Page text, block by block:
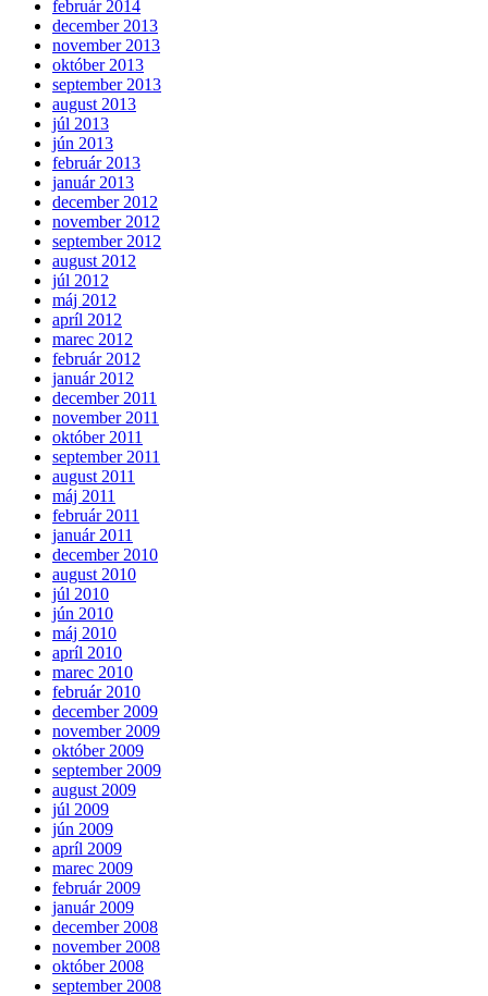
február 2014
december 2013
november 2013
október 2013
september 2013
august 2013
júl 2013
jún 2013
február 2013
január 2013
december 2012
november 2012
september 2012
august 2012
júl 2012
máj 2012
apríl 2012
marec 2012
február 2012
január 2012
december 2011
november 2011
október 2011
september 2011
august 2011
máj 2011
február 2011
január 2011
december 2010
august 2010
júl 2010
jún 2010
máj 2010
apríl 2010
marec 2010
február 2010
december 2009
november 2009
október 2009
september 2009
august 2009
júl 2009
jún 2009
apríl 2009
marec 2009
február 2009
január 2009
december 2008
november 2008
október 2008
september 2008